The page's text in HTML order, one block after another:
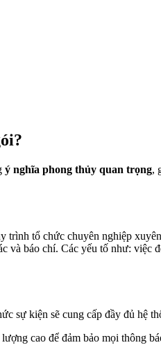
ý nghĩa phong thủy quan trọng,
trình tổ chức chuyên nghiệp
và báo chí. Các yếu tố như:
sự kiện sẽ cung cấp đầy đủ hệ
cao để đảm bảo mọi thông